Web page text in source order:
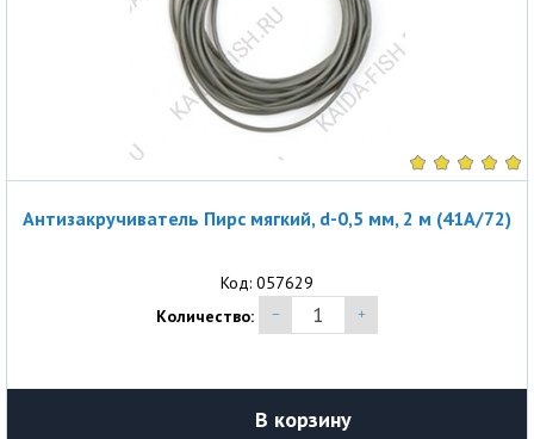
Антизакручиватель Пирс мягкий, d-0,5 мм, 2 м (41A/72)
Код: 057629
Количество:
В корзину